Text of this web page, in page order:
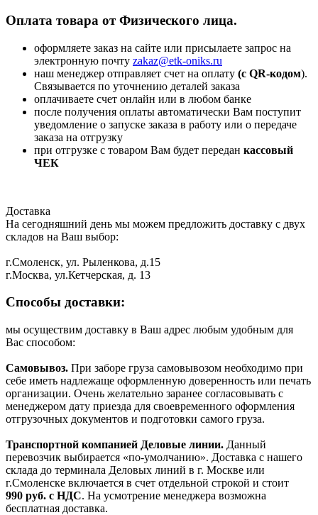
Оплата товара от Физического лица.
оформляете заказ на сайте или присылаете запрос на
электронную почту zakaz@etk-oniks.ru
наш менеджер отправляет счет на оплату (с QR-кодом).
Связывается по уточнению деталей заказа
оплачиваете счет онлайн или в любом банке
после получения оплаты автоматически Вам поступит
уведомление о запуске заказа в работу или о передаче
заказа на отгрузку
при отгрузке с товаром Вам будет передан кассовый
ЧЕК
Доставка
На сегодняшний день мы можем предложить доставку с двух
складов на Ваш выбор:
г.Смоленск, ул. Рыленкова, д.15
г.Москва, ул.Кетчерская, д. 13
Способы доставки:
мы осуществим доставку в Ваш адрес любым удобным для
Вас способом:
Самовывоз. При заборе груза самовывозом необходимо при
себе иметь надлежаще оформленную доверенность или печать
организации. Очень желательно заранее согласовывать с
менеджером дату приезда для своевременного оформления
отгрузочных документов и подготовки самого груза.
Транспортной компанией Деловые линии. Данный
перевозчик выбирается «по-умолчанию». Доставка с нашего
склада до терминала Деловых линий в г. Москве или
г.Смоленске включается в счет отдельной строкой и стоит
990 руб. с НДС. На усмотрение менеджера возможна
бесплатная доставка.